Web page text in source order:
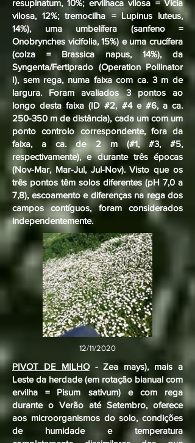
resupinatum, 10%; ervilhaca vilosa = Vicia
vilosa, 12%; tremocilha = Lupinus luteus,
14%), uma umbelífera (sanfeno =
Onobrynches vicifolia, 15%) e uma crucífera
(colza = Brassica napus, 14%), da
Syngenta/Fertiprado (Operation Pollinator
I), sem rega, numa faixa com ca. 3 m de
largura. Foram avaliados 3 pontos ao
longo desta faixa (ID #2, #4 e #6, a ca.
250-350 m de distância), cada um com um
ponto controlo correspondente, fora da
faixa, a ca. de 2 m (#1, #3, #5,
respectivamente), e durante três épocas
(Nov-Mar, Mar-Jul, Jul-Nov). Visto que os
três pontos têm solos diferentes (pH 7,0 a
7,8), escoamento e diferenças na rega dos
campos contíguos, foram considerados
independentemente.
12/11/2020
PIVOT DE MILHO- Zea mays), mais a
Leste da herdade (em rotação bianual com
ervilha = Pisum sativum) e com rega
durante o Verão até Setembro, oferece
aos microorganismos do solo, condições
de humidade e temperatura